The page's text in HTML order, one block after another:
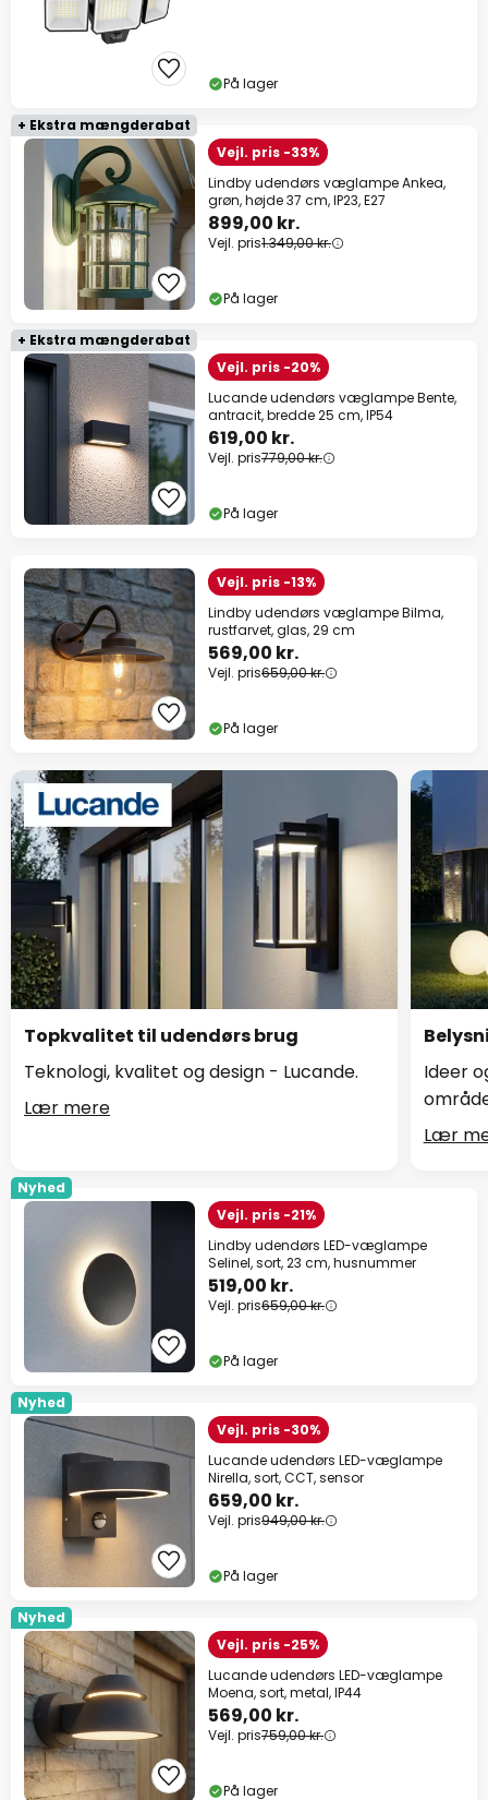
På lager
+ Ekstra mængderabat
Vejl. pris -33%
Lindby udendørs væglampe Ankea,
grøn, højde 37 cm, IP23, E27
899,00 kr.
Vejl. pris1.349,00 kr.
På lager
+ Ekstra mængderabat
Vejl. pris -20%
Lucande udendørs væglampe Bente,
antracit, bredde 25 cm, IP54
619,00 kr.
Vejl. pris779,00 kr.
På lager
Vejl. pris -13%
Lindby udendørs væglampe Bilma,
rustfarvet, glas, 29 cm
569,00 kr.
Vejl. pris659,00 kr.
På lager
Topkvalitet til udendørs brug
Teknologi, kvalitet og design - Lucande.
Lær mere
Ideer
Lær
Nyhed
Vejl. pris -21%
Lindby udendørs LED-væglampe
Selinel, sort, 23 cm, husnummer
519,00 kr.
Vejl. pris659,00 kr.
På lager
Nyhed
Vejl. pris -30%
Lucande udendørs LED-væglampe
Nirella, sort, CCT, sensor
659,00 kr.
Vejl. pris949,00 kr.
På lager
Nyhed
Vejl. pris -25%
Lucande udendørs LED-væglampe
Moena, sort, metal, IP44
569,00 kr.
Vejl. pris759,00 kr.
På lager